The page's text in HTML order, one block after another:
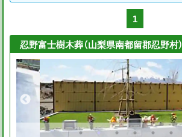
1
忍野富士樹木葬（山梨県南都留郡忍野村）